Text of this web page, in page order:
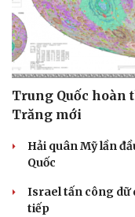
Du lịch
Tư vấn
Săn Tour
check-in
Trung Quốc hoàn
Trăng mới
Hải quân Mỹ lần
Quốc
Israel tấn công dữ
tiếp